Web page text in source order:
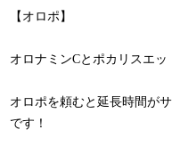
【オロポ】
オロナミンCとポカリスエッ
オロポを頼むと延長時間が
です！